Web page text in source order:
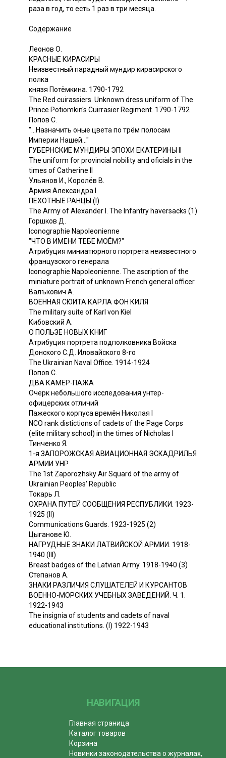
раза в год, то есть 1 раз в три месяца.
Содержание
Леонов О.
КРАСНЫЕ КИРАСИРЫ
Неизвестный парадный мундир кирасирского
полка
князя Потёмкина. 1790-1792
The Red cuirassiers. Unknown dress uniform of The
Prince Potiomkin's Cuirrasier Regiment. 1790-1792
Попов С.
"...Назначить оные цвета по трём полосам
Империи Нашей..."
ГУБЕРНСКИЕ МУНДИРЫ ЭПОХИ ЕКАТЕРИНЫ II
The uniform for provincial nobility and oficials in the
times of Catherine II
Ульянов И., Королёв В.
Армия Александра I
ПЕХОТНЫЕ РАНЦЫ (I)
The Army of Alexander I. The Infantry haversacks (1)
Горшков Д.
Iconographie Napoleonienne
"ЧТО В ИМЕНИ ТЕБЕ МОЁМ?"
Атрибуция миниатюрного портрета неизвестного
французского генерала
Iconographie Napoleonienne. The ascription of the
miniature portrait of unknown French general officer
Валъкович А.
ВОЕННАЯ СЮИТА КАРЛА ФОН КИЛЯ
The military suite of Karl von Kiel
Кибовский А.
О ПОЛЬЗЕ НОВЫХ КНИГ
Атрибуция портрета подполковника Войска
Донского С.Д. Иловайского 8-го
The Ukrainian Naval Office. 1914-1924
Попов С.
ДВА КАМЕР-ПАЖА
Очерк небольшого исследования унтер-
офицерских отличий
Пажеского корпуса времён Николая I
NCO rank distictions of cadets of the Page Corps
(elite military school) in the times of Nicholas I
Тинченко Я.
1-я ЗАПОРОЖСКАЯ АВИАЦИОННАЯ ЭСКАДРИЛЬЯ
АРМИИ УНР
The 1st Zaporozhsky Air Squard of the army of
Ukrainian Peoples' Republic
Токарь Л.
ОХРАНА ПУТЕЙ СООБЩЕНИЯ РЕСПУБЛИКИ. 1923-
1925 (II)
Communications Guards. 1923-1925 (2)
Цыганове Ю.
НАГРУДНЫЕ ЗНАКИ ЛАТВИЙСКОЙ АРМИИ. 1918-
1940 (III)
Breast badges of the Latvian Army. 1918-1940 (3)
Степанов А.
ЗНАКИ РАЗЛИЧИЯ СЛУШАТЕЛЕЙ И КУРСАНТОВ
ВОЕННО-МОРСКИХ УЧЕБНЫХ ЗАВЕДЕНИЙ. Ч. 1.
1922-1943
The insignia of students and cadets of naval
educational institutions. (I) 1922-1943
НАВИГАЦИЯ
Главная страница
Каталог товаров
Корзина
Новинки законодательства о журналах,